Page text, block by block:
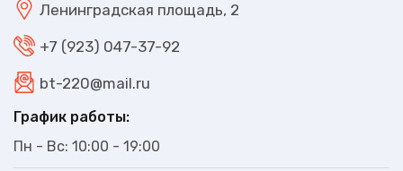
Ленинградская площадь, 2
+7 (923) 047-37-92
bt-220@mail.ru
График работы:
Пн - Вс: 10:00 - 19:00